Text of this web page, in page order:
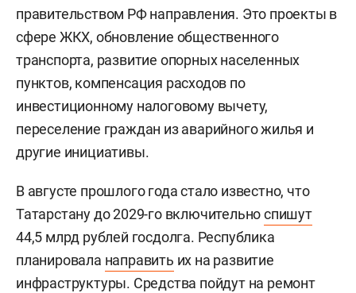
правительством РФ направления. Это проекты в
сфере ЖКХ, обновление общественного
транспорта, развитие опорных населенных
пунктов, компенсация расходов по
инвестиционному налоговому вычету,
переселение граждан из аварийного жилья и
другие инициативы.
В августе прошлого года стало известно, что
Татарстану до 2029-го включительноспишут
44,5 млрд рублей госдолга. Республика
планировала направить их на развитие
инфраструктуры. Средства пойдут на ремонт